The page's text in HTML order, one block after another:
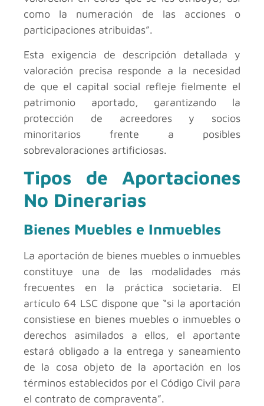
como la numeración de las acciones o
participaciones atribuidas”.
Esta exigencia de descripción detallada y
valoración precisa responde a la necesidad
de que el capital social refleje fielmente el
patrimonio aportado, garantizando la
protección de acreedores y socios
minoritarios frente a posibles
sobrevaloraciones artificiosas.
Tipos de Aportaciones
No Dinerarias
Bienes Muebles e Inmuebles
La aportación de bienes muebles o inmuebles
constituye una de las modalidades más
frecuentes en la práctica societaria. El
artículo 64 LSC dispone que “si la aportación
consistiese en bienes muebles o inmuebles o
derechos asimilados a ellos, el aportante
estará obligado a la entrega y saneamiento
de la cosa objeto de la aportación en los
términos establecidos por el Código Civil para
el contrato de compraventa”.